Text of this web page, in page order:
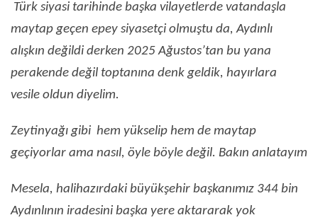
Türk siyasi tarihinde başka vilayetlerde vatandaşla
maytap geçen epey siyasetçi olmuştu da, Aydınlı
alışkın değildi derken 2025 Ağustos’tan bu yana
perakende değil toptanına denk geldik, hayırlara
vesile oldun diyelim.
Zeytinyağı gibi hem yükselip hem de maytap
geçiyorlar ama nasıl, öyle böyle değil. Bakın anlatayım
Mesela, halihazırdaki büyükşehir başkanımız 344 bin
Aydınlının iradesini başka yere aktararak yok